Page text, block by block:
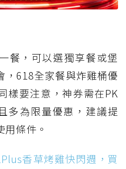
餐，可以選獨享餐或堡
，618全家餐與炸雞桶優
樣要注意，神券需在PK
多為限量優惠，建議提
條件。
香草烤雞快閃週，買